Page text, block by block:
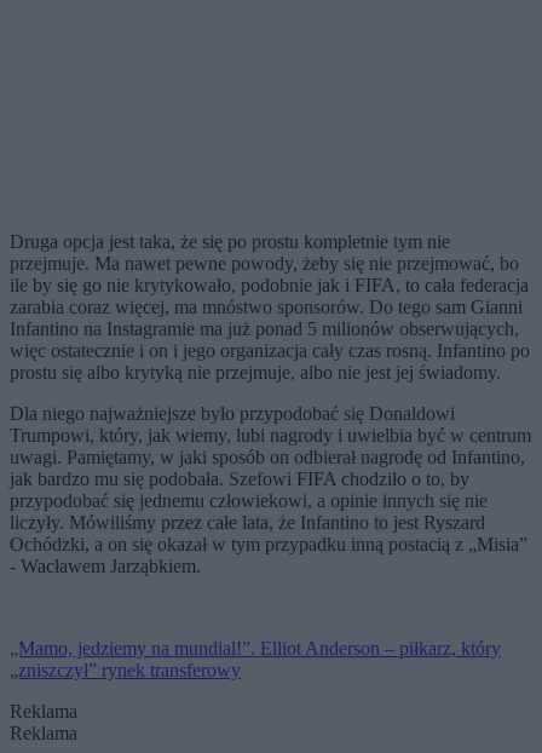
Druga opcja jest taka, że się po prostu kompletnie tym nie
przejmuje. Ma nawet pewne powody, żeby się nie przejmować, bo
ile by się go nie krytykowało, podobnie jak i FIFA, to cała federacja
zarabia coraz więcej, ma mnóstwo sponsorów. Do tego sam Gianni
Infantino na Instagramie ma już ponad 5 milionów obserwujących,
więc ostatecznie i on i jego organizacja cały czas rosną. Infantino po
prostu się albo krytyką nie przejmuje, albo nie jest jej świadomy.
Dla niego najważniejsze było przypodobać się Donaldowi
Trumpowi, który, jak wiemy, lubi nagrody i uwielbia być w centrum
uwagi. Pamiętamy, w jaki sposób on odbierał nagrodę od Infantino,
jak bardzo mu się podobała. Szefowi FIFA chodziło o to, by
przypodobać się jednemu człowiekowi, a opinie innych się nie
liczyły. Mówiliśmy przez całe lata, że Infantino to jest Ryszard
Ochódzki, a on się okazał w tym przypadku inną postacią z „Misia”
- Wacławem Jarząbkiem.
„Mamo, jedziemy na mundial!”. Elliot Anderson – piłkarz, który
„zniszczył” rynek transferowy
Reklama
Reklama